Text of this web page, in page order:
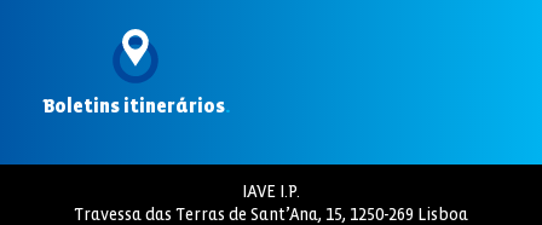
Boletins itinerários.
IAVE I.P.
Travessa das Terras de Sant’Ana, 15, 1250-269 Lisboa